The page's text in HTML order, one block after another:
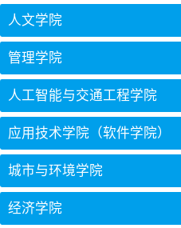
人文学院
管理学院
人工智能与交通工程学院
应用技术学院（软件学院）
城市与环境学院
经济学院